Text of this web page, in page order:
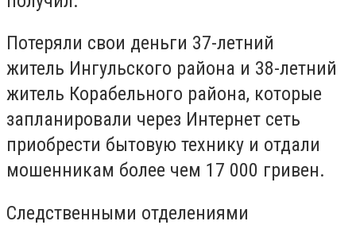
Потеряли свои деньги 37-летний
житель Ингульского района и 38-летний
житель Корабельного района, которые
запланировали через Интернет сеть
приобрести бытовую технику и отдали
мошенникам более чем 17 000 гривен.
Следственными отделениями